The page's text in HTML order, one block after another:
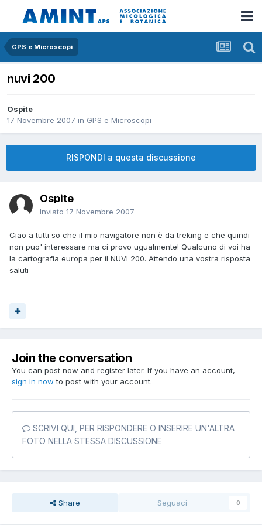
GPS e Microscopi
nuvi 200
Ospite
17 Novembre 2007 in GPS e Microscopi
RISPONDI a questa discussione
Ospite
Inviato 17 Novembre 2007
Ciao a tutti so che il mio navigatore non è da treking e che quindi
non puo' interessare ma ci provo ugualmente! Qualcuno di voi ha
la cartografia europa per il NUVI 200. Attendo una vostra risposta
saluti
Join the conversation
You can post now and register later. If you have an account,
sign in now to post with your account.
SCRIVI QUI, PER RISPONDERE O INSERIRE UN'ALTRA
FOTO NELLA STESSA DISCUSSIONE
Share Seguaci 0